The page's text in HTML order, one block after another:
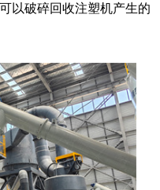
以破碎回收注塑机产生的